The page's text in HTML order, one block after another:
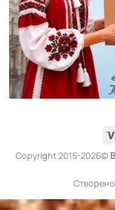
Copyright 2015-2026©